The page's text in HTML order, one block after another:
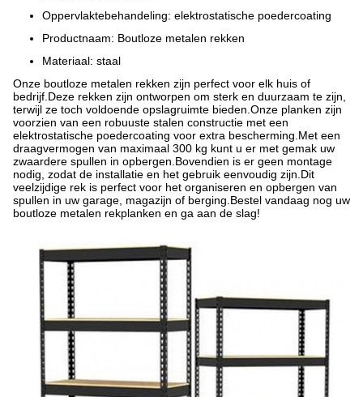
Oppervlaktebehandeling: elektrostatische poedercoating
Productnaam: Boutloze metalen rekken
Materiaal: staal
Onze boutloze metalen rekken zijn perfect voor elk huis of
bedrijf.Deze rekken zijn ontworpen om sterk en duurzaam te zijn,
terwijl ze toch voldoende opslagruimte bieden.Onze planken zijn
voorzien van een robuuste stalen constructie met een
elektrostatische poedercoating voor extra bescherming.Met een
draagvermogen van maximaal 300 kg kunt u er met gemak uw
zwaardere spullen in opbergen.Bovendien is er geen montage
nodig, zodat de installatie en het gebruik eenvoudig zijn.Dit
veelzijdige rek is perfect voor het organiseren en opbergen van
spullen in uw garage, magazijn of berging.Bestel vandaag nog uw
boutloze metalen rekplanken en ga aan de slag!